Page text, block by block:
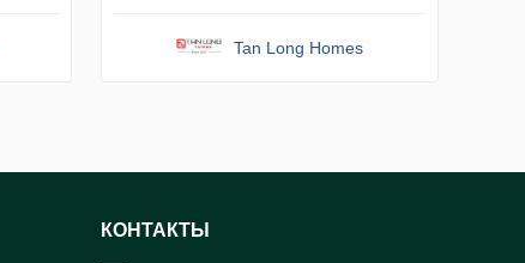
Tan Long Homes
КОНТАКТЫ